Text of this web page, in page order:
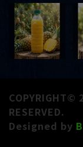
COPYRIGHT©
RESERVED.
Designed by